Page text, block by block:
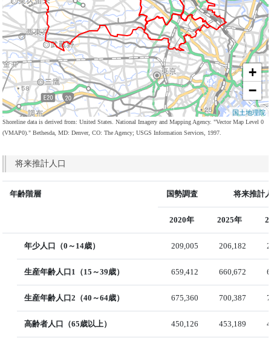
+
−
国土地理院
Shoreline data is derived from: United States. National Imagery and Mapping Agency. "Vector Map Level 0
(VMAP0)." Bethesda, MD: Denver, CO: The Agency; USGS Information Services, 1997.
将来推計人口
年齢階層 国勢調査 将来推計
2020年 2025年
年少人口（0～14歳） 209,005 206,182
生産年齢人口1（15～39歳） 659,412 660,672
生産年齢人口2（40～64歳） 675,360 700,387
高齢者人口（65歳以上） 450,126 453,189